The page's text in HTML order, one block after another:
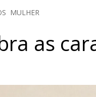
MULHER
as